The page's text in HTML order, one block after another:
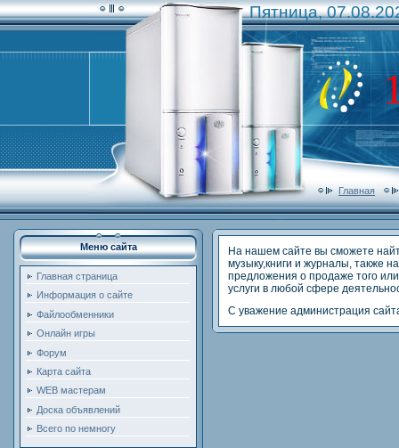
Пятница,
Главная
Меню сайта
Главная страница
Информация о сайте
Файлообменники
Онлайн игры
Форум
Карта сайта
WEB мастерам
Доска объявлений
Всего по немногу
На нашем сайте вы сможете
музыку,книги и журналы, также
предложения о продаже того
услуги в любой сфере
С уважение администрация